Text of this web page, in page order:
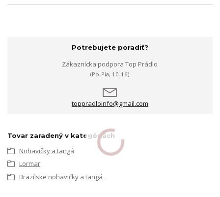
Potrebujete poradiť?
Zákaznícka podpora Top Prádlo
(Po-Pia, 10-16)
toppradloinfo@gmail.com
Tovar zaradený v kategóriách
Nohavičky a tangá
Lormar
Brazílske nohavičky a tangá